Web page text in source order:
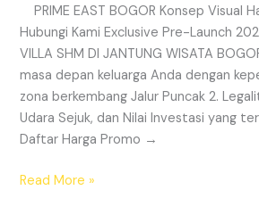
PRIME EAST BOGOR Konsep Visual
Hubungi Kami Exclusive Pre-Launch
VILLA SHM DI JANTUNG WISATA
masa depan keluarga Anda dengan
zona berkembang Jalur Puncak 2.
Udara Sejuk, dan Nilai Investasi yang
Daftar Harga Promo →
Read More »